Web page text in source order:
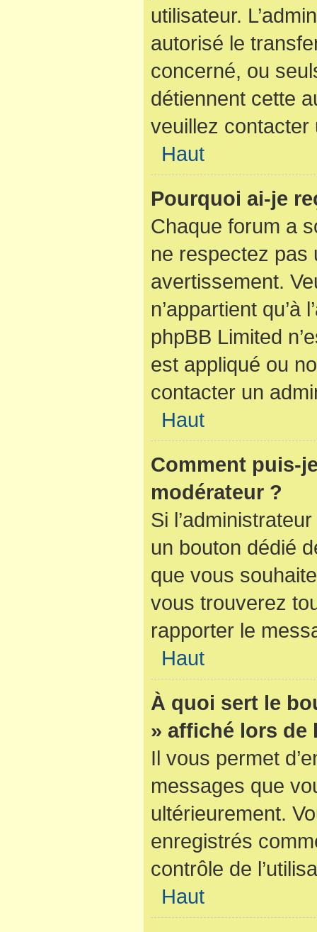
utilisateur.
autorisé le
concerné, ou
détiennent cette
veuillez contacter
Haut
Pourquoi ai-je
Chaque forum a
ne respectez pas
avertissement.
n’appartient
phpBB Limited
est appliqué ou
contacter un
Haut
Comment puis-
modérateur ?
Si
un bouton dédié
que vous
vous trouverez
rapporter le
Haut
À quoi sert le
» affiché lors de
Il vous permet
messages que
ultérieurement.
enregistrés
contrôle de
Haut